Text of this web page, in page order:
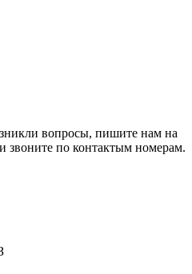
вопросы, пишите нам на
звоните по контактым номерам.